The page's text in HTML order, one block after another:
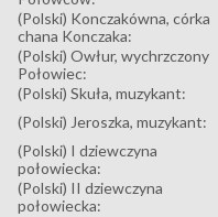
(Polski) Konczakówna, córka
chana Konczaka:
(Polski) Owłur, wychrzczony
Połowiec:
(Polski) Skuła, muzykant:
(Polski) Jeroszka, muzykant:
(Polski) I dziewczyna
połowiecka:
(Polski) II dziewczyna
połowiecka: